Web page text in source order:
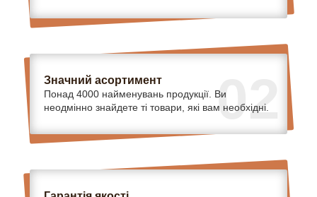
02
Значний асортимент
Понад 4000 найменувань продукції. Ви
неодмінно знайдете ті товари, які вам необхідні.